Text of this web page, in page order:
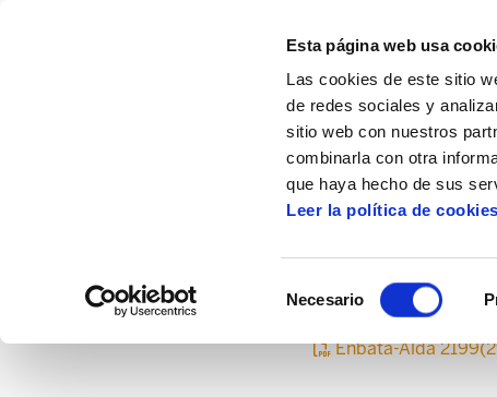
Esta página web usa
Las cookies de este sitio
de redes sociales y
sitio web con nuestros
combinarla con otra
que haya hecho de sus
Leer la política de cookies
Necesario
Centro de documentación Enbata
Enbata-Alda